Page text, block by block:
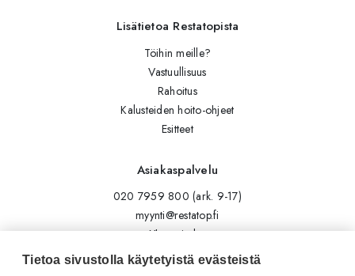
Lisätietoa Restatopista
Töihin meille?
Vastuullisuus
Rahoitus
Kalusteiden hoito-ohjeet
Esitteet
Asiakaspalvelu
020 7959 800 (ark. 9-17)
myynti@restatop.fi
Yhteystiedot
Lähetä viesti
Tietoa sivustolla käytetyistä evästeistä